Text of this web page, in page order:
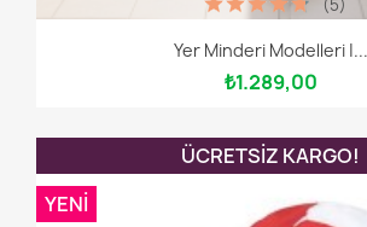
Yer Minderi Modelleri |...
₺1.289,00
ÜCRETSIZ KARGO!
YENI